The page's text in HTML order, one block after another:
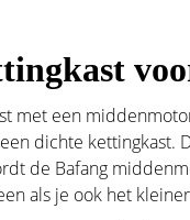
met een
dichte kettingkast.
de Bafang
als je ook het